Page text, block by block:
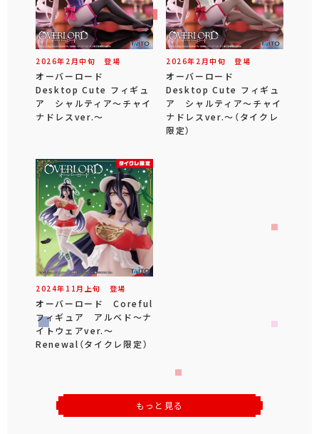
2026年 2 月中旬 登場
オーバーロード
Desktop Cute フィギュ
ア シャルティア～チャイ
ナドレスver.～
2026年 2 月中旬 登場
オーバーロード
Desktop Cute フィギュ
ア シャルティア～チャイ
ナドレスver.～（タイクレ
限定）
2024年 11 月 上旬 登場
オーバーロード Coreful
フィギュア アルベド～ナ
イトウェアver.～
Renewal（タイクレ限定）
もっと見る